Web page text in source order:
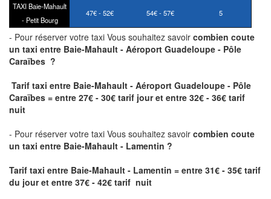
TAXI Baie-Mahault
- Petit Bourg
47€ - 52€ 54€ - 57€ 5
- Pour réserver votre taxi Vous souhaitez savoir combien coute
un taxi entre Baie-Mahault - Aéroport Guadeloupe - Pôle
Caraïbes ?
Tarif taxi entre Baie-Mahault - Aéroport Guadeloupe - Pôle
Caraïbes = entre 27€ - 30€ tarif jour et entre 32€ - 36€ tarif
nuit
- Pour réserver votre taxi Vous souhaitez savoir combien coute
un taxi entre Baie-Mahault - Lamentin ?
Tarif taxi entre Baie-Mahault - Lamentin = entre 31€ - 35€ tarif
du jour et entre 37€ - 42€ tarif nuit